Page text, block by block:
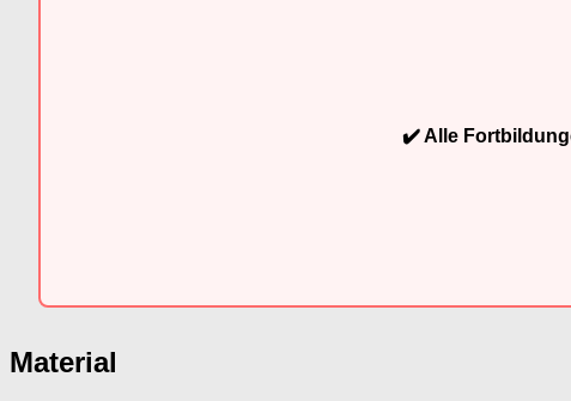
✔️ Alle
Material